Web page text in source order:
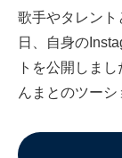
歌手やタレン
日、自身の
トを公開しま
んまとのツー